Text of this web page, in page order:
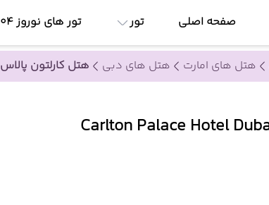
صفحه اصلی تور تور های نوروز 1404
هتل های امارت هتل های دبی هتل کارلتون پالاس